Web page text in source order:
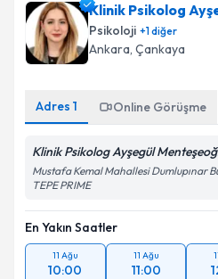
Klinik Psikolog
Psikoloji +1diğer
Ankara, Çankaya
Adres 1 Online Görüşme
Klinik Psikolog Ayşegül
Mustafa Kemal Mahallesi Dumlupınar
TEPE PRIME
En Yakın Saatler
11 Ağu
10:00
11 Ağu
11:00